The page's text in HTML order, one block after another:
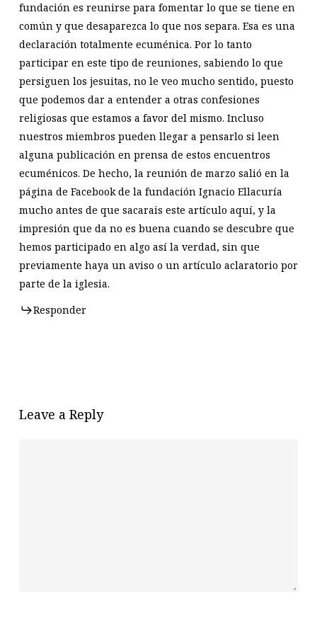
fundación es reunirse para fomentar lo que se tiene en
común y que desaparezca lo que nos separa. Esa es una
declaración totalmente ecuménica. Por lo tanto
participar en este tipo de reuniones, sabiendo lo que
persiguen los jesuitas, no le veo mucho sentido, puesto
que podemos dar a entender a otras confesiones
religiosas que estamos a favor del mismo. Incluso
nuestros miembros pueden llegar a pensarlo si leen
alguna publicación en prensa de estos encuentros
ecuménicos. De hecho, la reunión de marzo salió en la
página de Facebook de la fundación Ignacio Ellacuría
mucho antes de que sacarais este artículo aquí, y la
impresión que da no es buena cuando se descubre que
hemos participado en algo así la verdad, sin que
previamente haya un aviso o un artículo aclaratorio por
parte de la iglesia.
Responder
Leave a Reply